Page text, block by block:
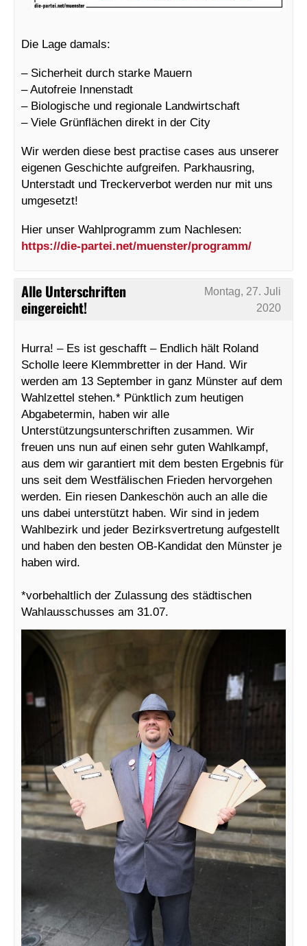
Die Lage damals:
– Sicherheit durch starke Mauern
– Autofreie Innenstadt
– Biologische und regionale Landwirtschaft
– Viele Grünflächen direkt in der City
Wir werden diese best practise cases aus unserer
eigenen Geschichte aufgreifen. Parkhausring,
Unterstadt und Treckerverbot werden nur mit uns
umgesetzt!
Hier unser Wahlprogramm zum Nachlesen:
https://die-partei.net/muenster/programm/
Alle Unterschriften
eingereicht!
Montag, 27. Juli
2020
Hurra! – Es ist geschafft – Endlich hält Roland
Scholle leere Klemmbretter in der Hand. Wir
werden am 13 September in ganz Münster auf dem
Wahlzettel stehen.* Pünktlich zum heutigen
Abgabetermin, haben wir alle
Unterstützungsunterschriften zusammen. Wir
freuen uns nun auf einen sehr guten Wahlkampf,
aus dem wir garantiert mit dem besten Ergebnis für
uns seit dem Westfälischen Frieden hervorgehen
werden. Ein riesen Dankeschön auch an alle die
uns dabei unterstützt haben. Wir sind in jedem
Wahlbezirk und jeder Bezirksvertretung aufgestellt
und haben den besten OB-Kandidat den Münster je
haben wird.
*vorbehaltlich der Zulassung des städtischen
Wahlausschusses am 31.07.